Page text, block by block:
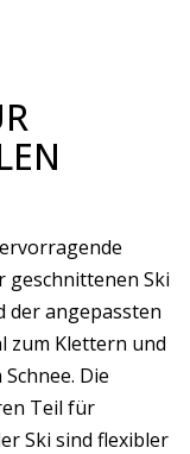
geschnittenen Ski
der angepassten
zum Klettern und
Die
Teil für
Ski sind flexibler